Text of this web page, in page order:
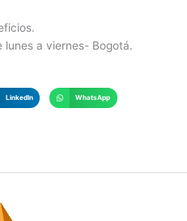
lunes a viernes- Bogotá.
LinkedIn WhatsApp